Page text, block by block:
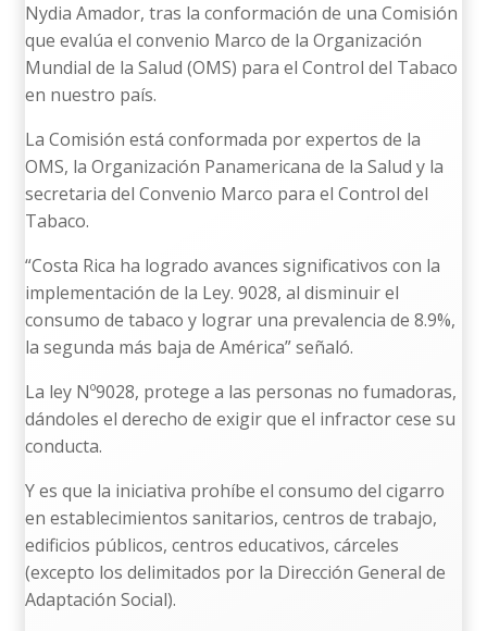
Nydia Amador, tras la conformación de una Comisión
que evalúa el convenio Marco de la Organización
Mundial de la Salud (OMS) para el Control del Tabaco
en nuestro país.
La Comisión está conformada por expertos de la
OMS, la Organización Panamericana de la Salud y la
secretaria del Convenio Marco para el Control del
Tabaco.
“Costa Rica ha logrado avances significativos con la
implementación de la Ley. 9028, al disminuir el
consumo de tabaco y lograr una prevalencia de 8.9%,
la segunda más baja de América” señaló.
La ley Nº9028, protege a las personas no fumadoras,
dándoles el derecho de exigir que el infractor cese su
conducta.
Y es que la iniciativa prohíbe el consumo del cigarro
en establecimientos sanitarios, centros de trabajo,
edificios públicos, centros educativos, cárceles
(excepto los delimitados por la Dirección General de
Adaptación Social).